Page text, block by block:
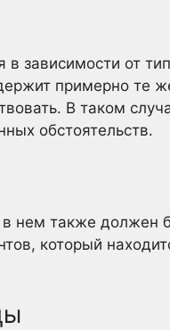
зависимости от
примерно те
В таком
обстоятельств.
в нем также должен
который